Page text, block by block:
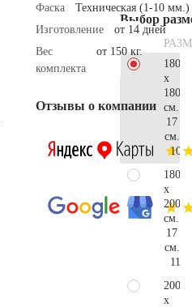
Фаска
Техническая (1-10 мм.)
Изготовление
от 14 дней
Вес
комплекта
от 150 кг.
Отзывы о компании
Выбор
180
x
180
см.
17
см.
180
x
200
см.
17
см.
200
x